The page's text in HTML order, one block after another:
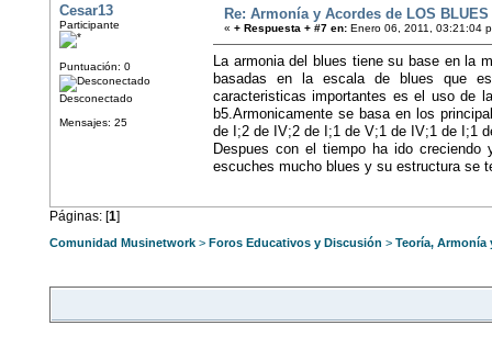
Cesar13
Participante
Puntuación: 0
Desconectado
Mensajes: 25
Re: Armonía y Acordes de LOS BLUES
« + Respuesta + #7 en: Enero 06, 2011, 03:21:04
La armonia del blues tiene su base en la
basadas en la escala de blues que
caracteristicas importantes es el uso de
b5.Armonicamente se basa en los
de I;2 de IV;2 de I;1 de V;1 de IV;1 de I;1
Despues con el tiempo ha ido creciendo
escuches mucho blues y su estructura se
Páginas: [1]
Comunidad Musinetwork > Foros Educativos y Discusión > Teoría,